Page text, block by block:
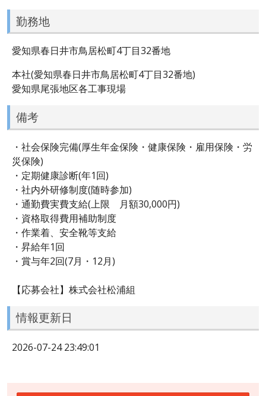
勤務地
愛知県春日井市鳥居松町4丁目32番地
本社(愛知県春日井市鳥居松町4丁目32番地)
愛知県尾張地区各工事現場
備考
・社会保険完備(厚生年金保険・健康保険・雇用保険・労
災保険)
・定期健康診断(年1回)
・社内外研修制度(随時参加)
・通勤費実費支給(上限 月額30,000円)
・資格取得費用補助制度
・作業着、安全靴等支給
・昇給年1回
・賞与年2回(7月・12月)
【応募会社】株式会社松浦組
情報更新日
2026-07-24 23:49:01